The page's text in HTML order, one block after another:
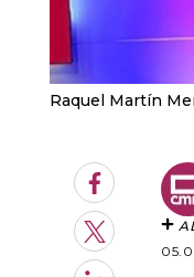
Raquel Martín
Facebook
Twitter